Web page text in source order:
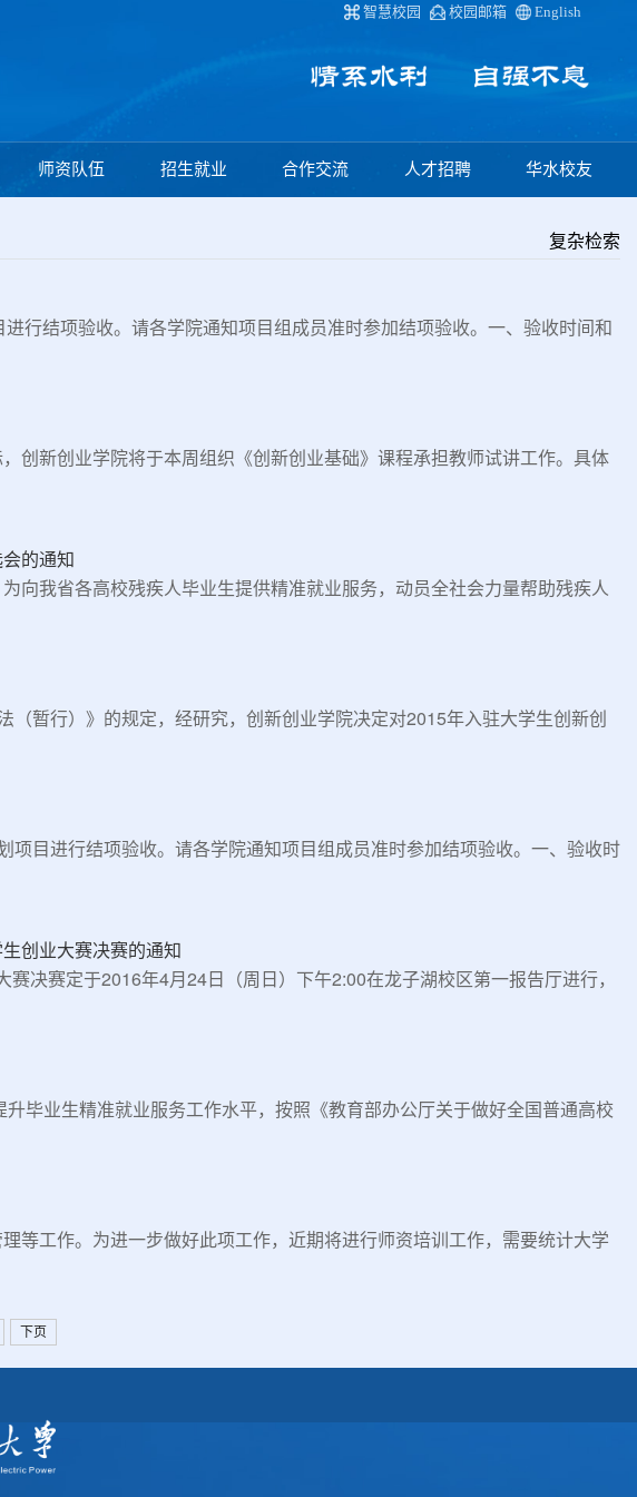
智慧校园 校园邮箱 English
师资队伍 招生就业 合作交流 人才招聘 华水校友
复杂检索
行结项验收。请各学院通知项目组成员准时参加结项验收。一、验收时间和
创新创业学院将于本周组织《创新创业基础》课程承担教师试讲工作。具体
的通知
向我省各高校残疾人毕业生提供精准就业服务，动员全社会力量帮助残疾人
暂行）》的规定，经研究，创新创业学院决定对2015年入驻大学生创新创
目进行结项验收。请各学院通知项目组成员准时参加结项验收。一、验收时
创业大赛决赛的通知
决赛定于2016年4月24日（周日）下午2:00在龙子湖校区第一报告厅进行，
毕业生精准就业服务工作水平，按照《教育部办公厅关于做好全国普通高校
等工作。为进一步做好此项工作，近期将进行师资培训工作，需要统计大学
下页